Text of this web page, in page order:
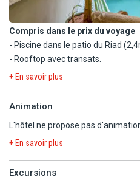
Compris dans le prix du voyage
- Piscine dans le patio du Riad
- Rooftop avec transats.
En option payante
- Massages et hammam.
+ En savoir plus
Animation
L'hôtel ne propose pas
+ En savoir plus
Excursions